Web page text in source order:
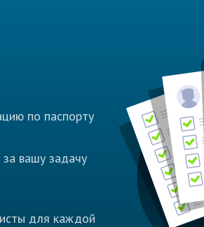
по паспорту
вашу задачу
для каждой